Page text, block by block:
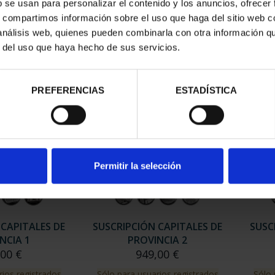
usan para personalizar el contenido y los anuncios,
información sobre el uso que haga del sitio web
web, quienes pueden combinarla con otra información
uso que haya hecho de sus servicios.
PREFERENCIAS ESTADÍSTICA
Permitir la selección
- A
€
CAPITALES ESPAÑOLAS -
LUGO
73,00 €
DE
1
€
SUSCRIPCIÓN CAPITALES DE
PROVINCIA 2
949,00 €